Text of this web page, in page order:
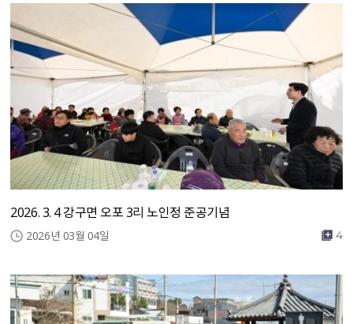
2026. 3. 4 강구면 오포 3리 노인정 준공기념
2026년 03월 04일 4